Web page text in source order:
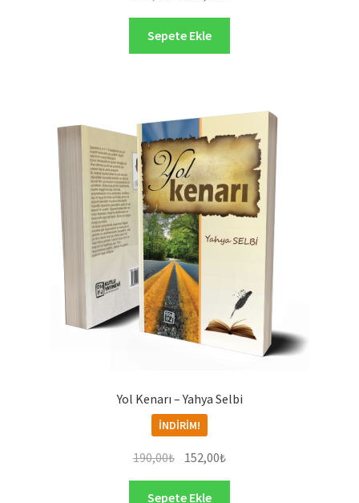
fiyat:
175,00₺.
andaki
140,00₺.
Sepete Ekle
Yol Kenarı – Yahya Selbi
İNDIRIM!
190,00₺ Orijinal
190,00₺.
152,00₺Şu
Sepete Ekle